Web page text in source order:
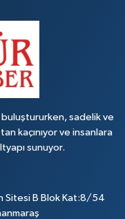
sadelik ve
kaçınıyor ve insanlara
sunuyor.
Sitesi B Blok Kat:8/54